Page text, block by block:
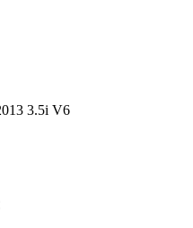
3.5i V6